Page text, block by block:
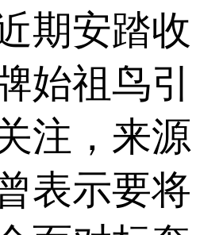
期安踏收
始祖鸟引
注，来源
表示要将